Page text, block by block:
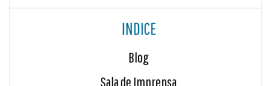
INDICE
Blog
Sala de Imprensa